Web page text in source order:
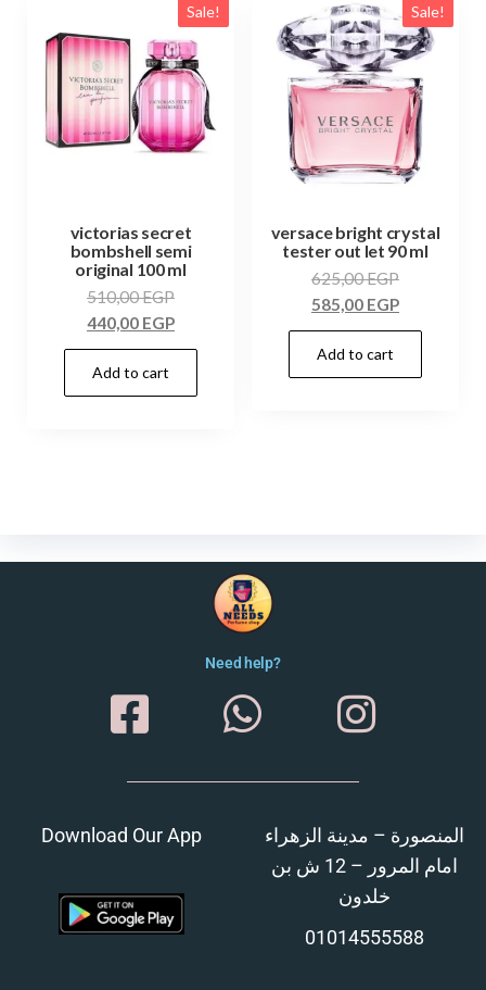
Sale!
victorias secret
bombshell semi
original 100 ml
510,00EGP
440,00 EGP
Add to cart
Sale!
versace bright crystal
tester out let 90 ml
625,00EGP
585,00 EGP
Add to cart
Need help?
Download Our App
المنصورة – مدينة الزهراء
امام المرور – 12 ش بن
خلدون
01014555588